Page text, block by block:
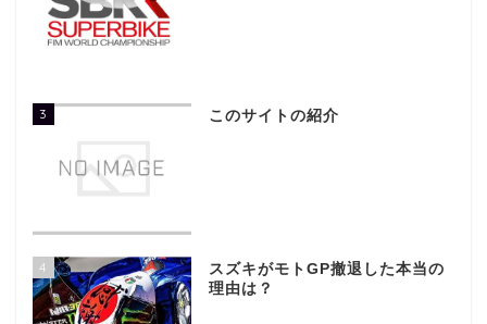
3 このサイトの紹介
4
スズキがモトGP撤退した本当の
理由は？